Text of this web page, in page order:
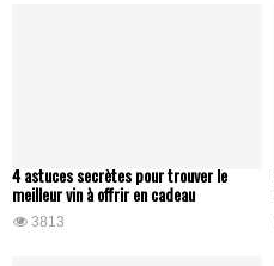
4 astuces secrètes pour trouver le
meilleur vin à offrir en cadeau
3813